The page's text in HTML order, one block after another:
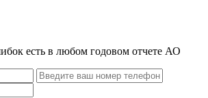
есть в любом годовом отчете АО